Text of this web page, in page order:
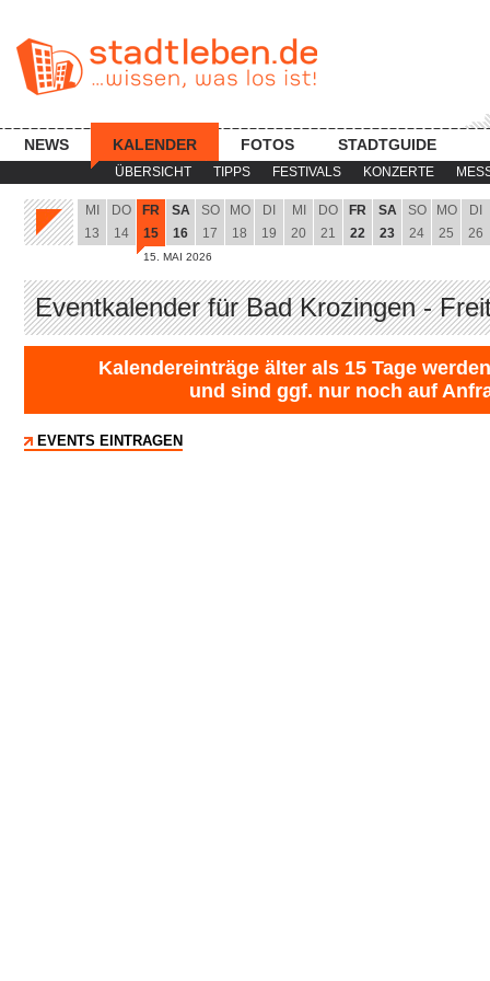
ÜBERSICHT TIPPS FESTIVALS KONZERTE
NEWS KALENDER FOTOS STADTGUIDE
MI
13
DO
14
FR
15
15. MAI 2026
SA
16
SO
17
MO
18
DI
19
MI
20
DO
21
FR
22
SA
23
SO
24
MO
25
DI
26
Eventkalender für Bad Krozingen -
Kalendereinträge älter als 15 Tage
und sind ggf. nur noch auf
EVENTS EINTRAGEN